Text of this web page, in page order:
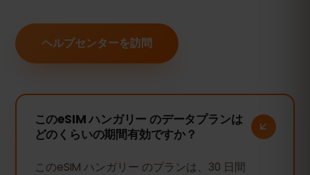
ヘルプセンターを訪問
このeSIM ハンガリー のデータプランは
どのくらいの期間有効ですか？
このeSIM ハンガリー のプランは、30 日間